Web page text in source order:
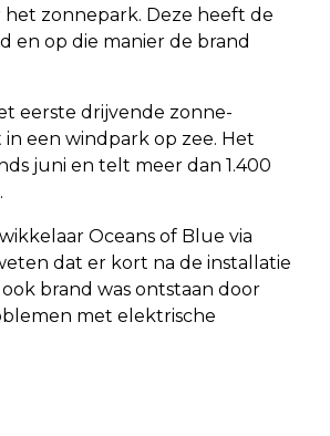
zonnepark. Deze heeft de
en op die manier de brand
eerste drijvende zonne-
een windpark op zee. Het
juni en telt meer dan 1.400
Oceans of Blue via
dat er kort na de installatie
brand was ontstaan door
met elektrische